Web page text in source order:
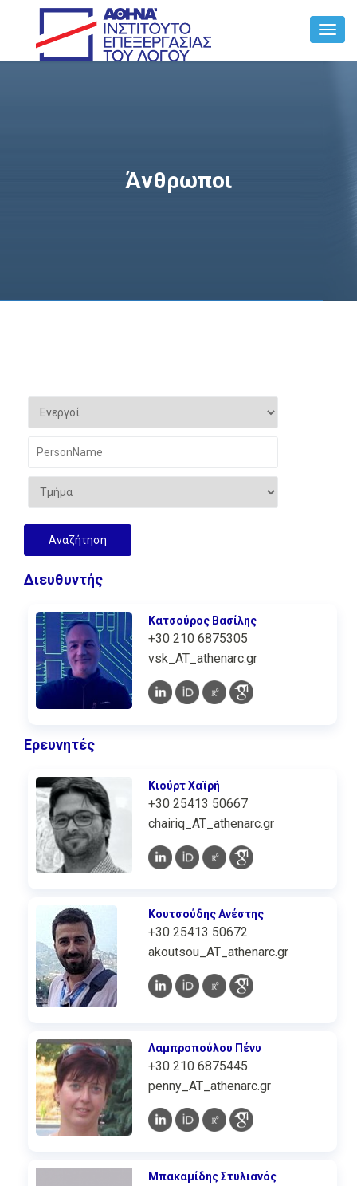
Άνθρωποι
Διευθυντής
Κατσούρος Βασίλης
+30 210 6875305
vsk_AT_athenarc.gr
Ερευνητές
Κιούρτ Χαϊρή
+30 25413 50667
chairiq_AT_athenarc.gr
Κουτσούδης Ανέστης
+30 25413 50672
akoutsou_AT_athenarc.gr
Λαμπροπούλου Πένυ
+30 210 6875445
penny_AT_athenarc.gr
Μπακαμίδης Στυλιανός